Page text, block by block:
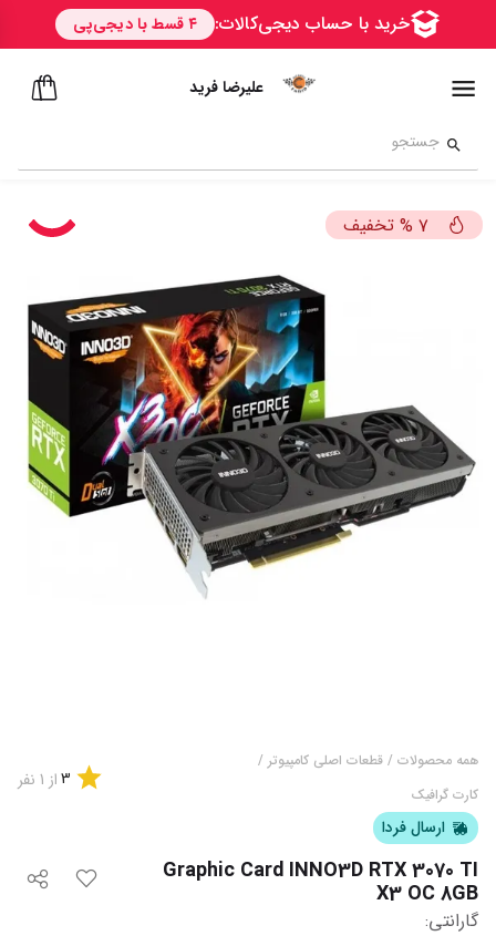
علیرضا فرید
7
% تخفیف
همه محصولات / قطعات اصلی کامپیوتر /
کارت گرافیک
3از 1نفر
ارسال فردا
Graphic Card INNO3D RTX 3070 TI
X3 OC 8GB
گارانتی‌: